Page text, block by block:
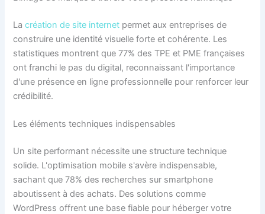
Lacréation de site internet permet aux entreprises de
construire une identité visuelle forte et cohérente. Les
statistiques montrent que 77% des TPE et PME françaises
ont franchi le pas du digital, reconnaissant l'importance
d'une présence en ligne professionnelle pour renforcer leur
crédibilité.
Les éléments techniques indispensables
Un site performant nécessite une structure technique
solide. L'optimisation mobile s'avère indispensable,
sachant que 78% des recherches sur smartphone
aboutissent à des achats. Des solutions comme
WordPress offrent une base fiable pour héberger votre